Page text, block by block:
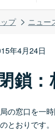
プ ニュー
年4月24日
鎖：
の窓口を一時
とおりです。